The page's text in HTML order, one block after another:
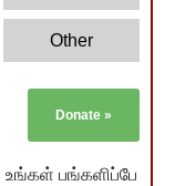
Other
Donate »
பங்களிப்பே